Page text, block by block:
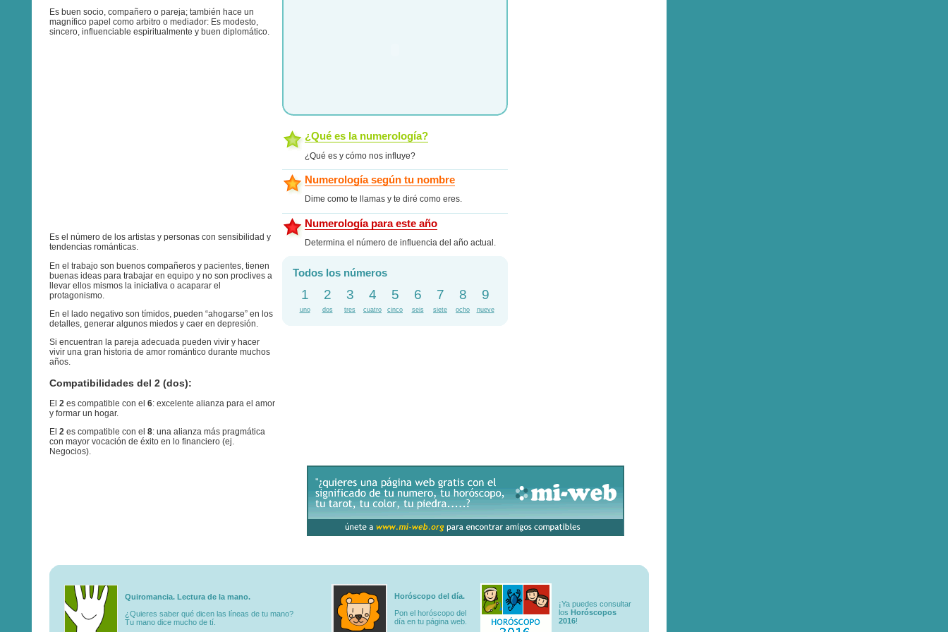
Es buen socio, compañero o pareja; también hace un
magnífico papel como arbitro o mediador: Es modesto,
sincero, influenciable espiritualmente y buen diplomático.
Es el número de los artistas y personas con sensibilidad y
tendencias románticas.
En el trabajo son buenos compañeros y pacientes, tienen
buenas ideas para trabajar en equipo y no son proclives a
llevar ellos mismos la iniciativa o acaparar el
protagonismo.
En el lado negativo son tímidos, pueden “ahogarse” en los
detalles, generar algunos miedos y caer en depresión.
Si encuentran la pareja adecuada pueden vivir y hacer
vivir una gran historia de amor romántico durante muchos
años.
Compatibilidades del 2 (dos):
El 2 es compatible con el 6: excelente alianza para el amor
y formar un hogar.
El 2 es compatible con el 8: una alianza más pragmática
con mayor vocación de éxito en lo financiero (ej.
Negocios).
¿Qué es la numerología?
¿Qué es y cómo nos influye?
Numerología según tu nombre
Dime como te llamas y te diré como eres.
Numerología para este año
Determina el número de influencia del año actual.
Todos los números
1 2 3 4 5 6 7 8 9
uno dos tres cuatro cinco seis siete ocho nueve
Quiromancia. Lectura de la mano.
¿Quieres saber qué dicen las líneas de tu mano?
Tu mano dice mucho de tí.
Horóscopo del día.
Pon el horóscopo del
día en tu página web.
¡Ya puedes consultar
los Horóscopos
2016!